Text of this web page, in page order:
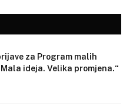
za Program malih
ideja. Velika promjena.“